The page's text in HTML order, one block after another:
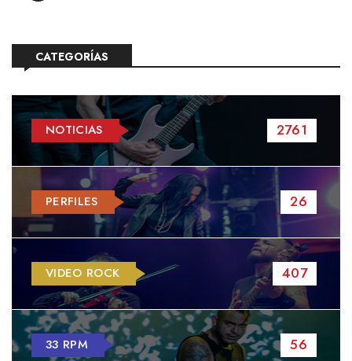
CATEGORÍAS
NOTICIAS 2761
PERFILES 26
VIDEO ROCK 407
33 RPM 56